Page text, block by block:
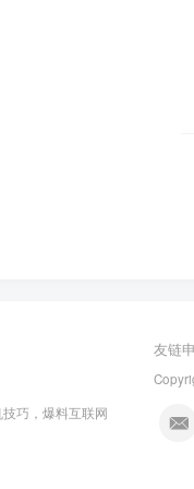
巧，爆料互联网
友链